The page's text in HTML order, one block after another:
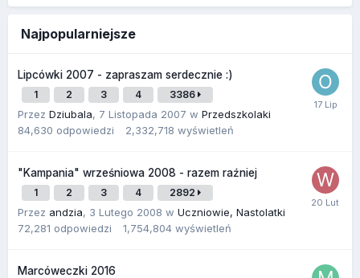
Najpopularniejsze
Lipcówki 2007 - zapraszam serdecznie :)
1 2 3 4 3386
Przez Dziubala, 7 Listopada 2007 w Przedszkolaki
84,630 odpowiedzi 2,332,718 wyświetleń
"Kampania" wrześniowa 2008 - razem raźniej
1 2 3 4 2892
Przez andzia, 3 Lutego 2008 w Uczniowie, Nastolatki
72,281 odpowiedzi 1,754,804 wyświetleń
Marcóweczki 2016